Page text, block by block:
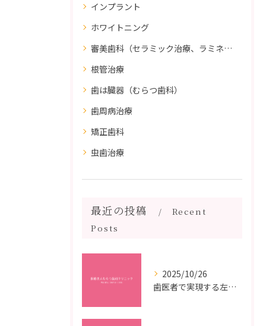
インプラント
ホワイトニング
審美歯科（セラミック治療、ラミネートべニア、ダイレクトボンディング）
根管治療
歯は臓器（むらつ歯科）
歯周病治療
矯正歯科
虫歯治療
最近の投稿
Recent
Posts
2025/10/26
歯医者で実現する左右対称治療のポイントと矯正治療選びの疑問解決ガイド